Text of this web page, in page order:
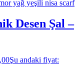
Desen Şal –
Şu andaki fiyat: